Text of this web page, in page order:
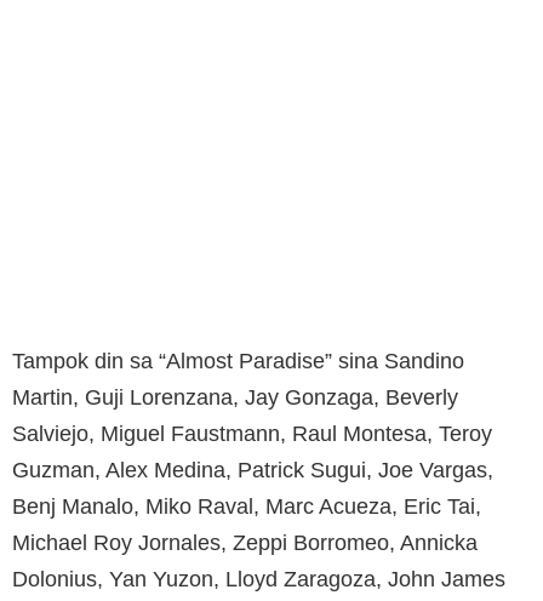
Tampok din sa “Almost Paradise” sina Sandino
Martin, Guji Lorenzana, Jay Gonzaga, Beverly
Salviejo, Miguel Faustmann, Raul Montesa, Teroy
Guzman, Alex Medina, Patrick Sugui, Joe Vargas,
Benj Manalo, Miko Raval, Marc Acueza, Eric Tai,
Michael Roy Jornales, Zeppi Borromeo, Annicka
Dolonius, Yan Yuzon, Lloyd Zaragoza, John James